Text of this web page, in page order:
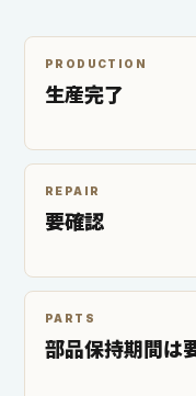
PRODUCTION
生産完了
REPAIR
要確認
PARTS
部品保持期間は